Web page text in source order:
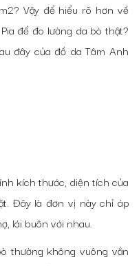
Vậy để hiểu rõ hơn về
để đo lường da bò thật?
đây của đồ da Tâm Anh
kích thước, diện tích của
Đây là đơn vị này chỉ áp
lái buôn với nhau.
thường không vuông vắn